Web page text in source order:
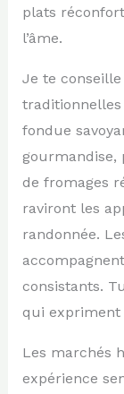
plats
l’âme.
Je te
traditionnelles
fondue
gourmandise,
de fromages
raviront les
randonnée.
consistants.
qui
Les marchés
expérience